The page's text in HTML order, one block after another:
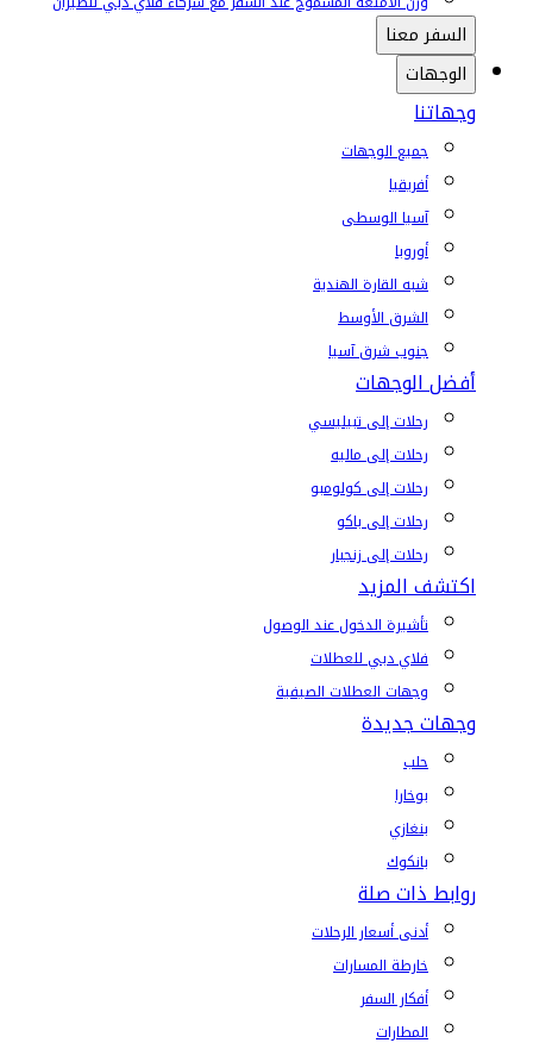
السفر معنا
الوجهات
وجهاتنا
جميع الوجهات
أفريقيا
آسيا الوسطى
أوروبا
شبه القارة الهندية
الشرق الأوسط
جنوب شرق آسيا
أفضل الوجهات
رحلات إلى تبيليسي
رحلات إلى ماليه
رحلات إلى كولومبو
رحلات إلى باكو
رحلات إلى زنجبار
اكتشف المزيد
تأشيرة الدخول عند الوصول
فلاي دبي للعطلات
وجهات العطلات الصيفية
وجهات جديدة
حلب
بوخارا
بنغازي
بانكوك
روابط ذات صلة
أدنى أسعار الرحلات
خارطة المسارات
أفكار السفر
المطارات